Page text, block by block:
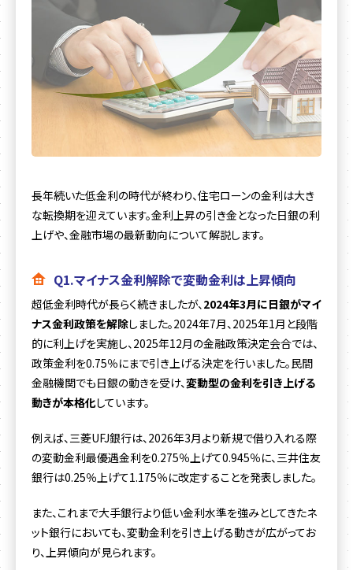
長年続いた低金利の時代が終わり、住宅ローンの金利は大き
な転換期を迎えています。金利上昇の引き金となった日銀の利
上げや、金融市場の最新動向について解説します。
Q1.マイナス金利解除で変動金利は上昇傾向
超低金利時代が長らく続きましたが、 2024年3月に日銀がマイ
ナス金利政策を解除しました。2024年7月、2025年1月と段階
的に利上げを実施し、2025年12月の金融政策決定会合では、
政策金利を0.75％にまで引き上げる決定を行いました。民間
金融機関でも日銀の動きを受け、変動型の金利を引き上げる
動きが本格化しています。
例えば、三菱UFJ銀行は、2026年3月より新規で借り入れる際
の変動金利最優遇金利を0.275％上げて0.945％に、三井住友
銀行は0.25％上げて1.175％に改定することを発表しました。
また、これまで大手銀行より低い金利水準を強みとしてきたネ
ット銀行においても、変動金利を引き上げる動きが広がってお
り、上昇傾向が見られます。